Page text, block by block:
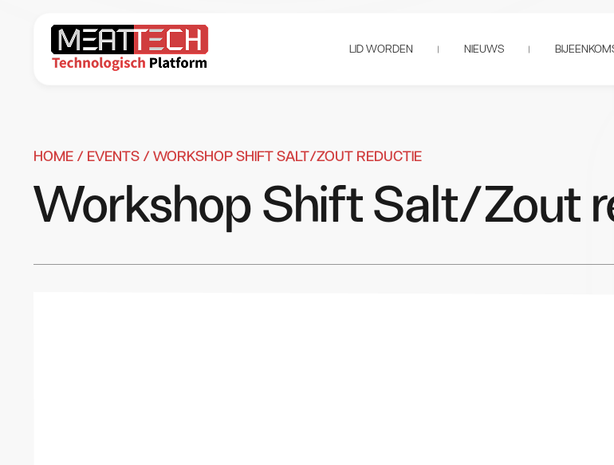
LID WORDEN NIEUWS
HOME / EVENTS / WORKSHOP SHIFT SALT/ZOUT REDUCTIE
Workshop Shift Salt/Zout